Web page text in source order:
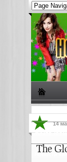
Жизнь
Новости
14
The